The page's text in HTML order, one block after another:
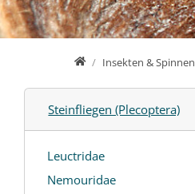
HomeInsekten & Spinnen
Steinfliegen (Plecoptera)
Leuctridae
Nemouridae